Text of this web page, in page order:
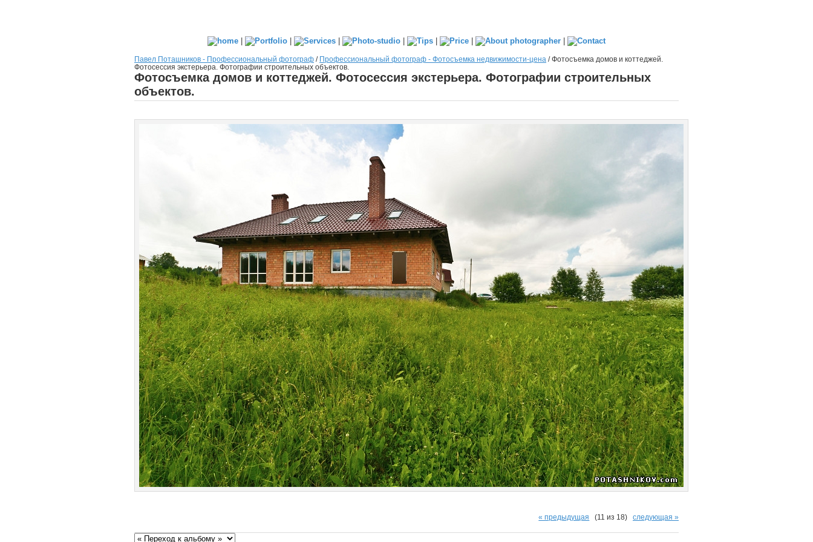
| | | | | | |
Павел Поташников - Профессиональный фотограф / Профессиональный фотограф - Фотосъемка недвижимости-цена /Фотосъемка домов и коттеджей.
Фотосессия экстерьера. Фотографии строительных объектов.
Фотосъемка домов и коттеджей. Фотосессия экстерьера. Фотографии строительных
объектов.
« предыдущая (11 из 18) следующая »